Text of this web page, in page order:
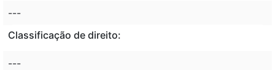
---
Classificação de direito:
---